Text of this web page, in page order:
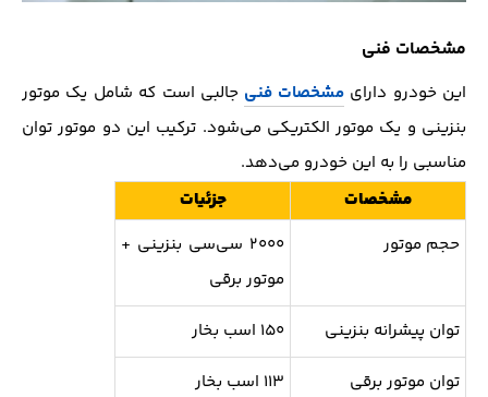
مشخصات فنی
این خودرو دارایمشخصات فنی جالبی است که شامل یک موتور
بنزینی و یک موتور الکتریکی می‌شود. ترکیب این دو موتور توان
مناسبی را به این خودرو می‌دهد.
جزئیات مشخصات
۲۰۰۰ سی‌سی بنزینی +
موتور برقی
حجم موتور
۱۵۰ اسب بخار توان پیشرانه بنزینی
۱۱۳ اسب بخار توان موتور برقی